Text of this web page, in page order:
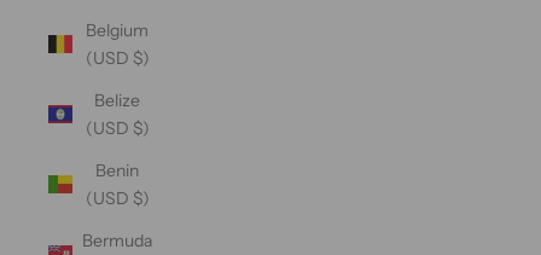
Belgium
(USD $)
Belize
(USD $)
Benin
(USD $)
Bermuda